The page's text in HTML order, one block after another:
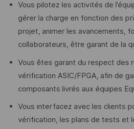
Vous pilotez les activités de
gérer la charge en fonction des
projet, animer les avancements,
collaborateurs, être garant de la
Vous êtes garant du respect des
vérification ASIC/FPGA, afin de
composants livrés aux équipes
Vous interfacez avec les clients
vérification, les plans de tests et